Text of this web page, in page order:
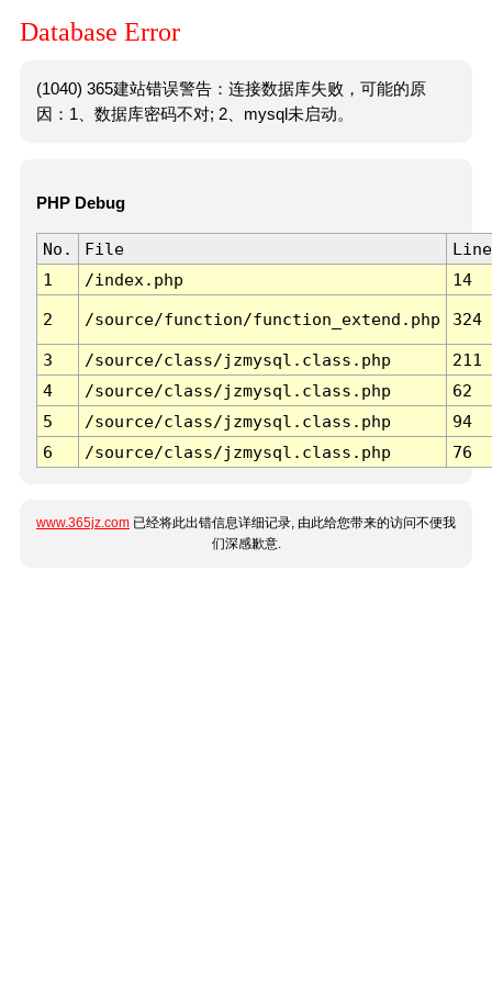
Database Error
(1040) 365建站错误警告：连接数据库失败，可能的原
因：1、数据库密码不对; 2、mysql未启动。
PHP Debug
No. File
Line
1
/index.php 14
2 /source/function/function_extend.php 324
3 /source/class/jzmysql.class.php
211
4
/source/class/jzmysql.class.php
62
5
/source/class/jzmysql.class.php
94
6
/source/class/jzmysql.class.php 76
www.365jz.com 已经将此出错信息详细记录, 由此给您带来的访问不便我
们深感歉意.